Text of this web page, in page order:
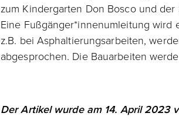
zum Kindergarten Don Bosco und
Eine Fußgänger*innenumleitung
z.B. bei Asphaltierungsarbeiten,
abgesprochen. Die Bauarbeiten
Der Artikel wurde am 14. April 2023